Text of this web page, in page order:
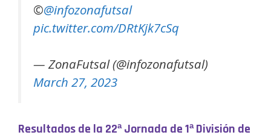
©️@infozonafutsal
pic.twitter.com/DRtKjk7cSq
— ZonaFutsal (@infozonafutsal)
March 27, 2023
Resultados de la 22ª Jornada de 1ª División de